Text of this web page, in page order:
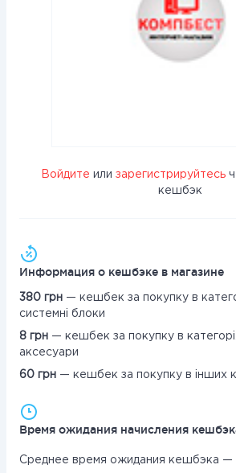
Войдите или зарегистрируйтесь
кешбэк
Информация о кешбэке в магазине
380 грн — кешбек за покупку в
системні блоки
8 грн — кешбек за покупку в
аксесуари
60 грн — кешбек за покупку в інших
Время ожидания начисления
Среднее время ожидания кешбэка —